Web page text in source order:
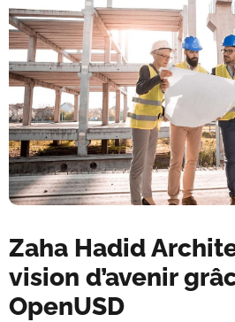
Zaha Hadid
vision d’avenir
OpenUSD